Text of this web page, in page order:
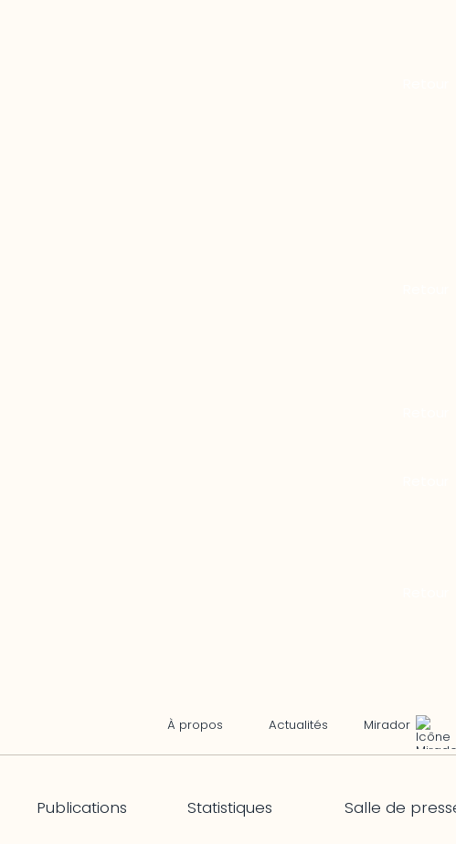
À propos Actualités Mirador
Publications Statistiques Salle de